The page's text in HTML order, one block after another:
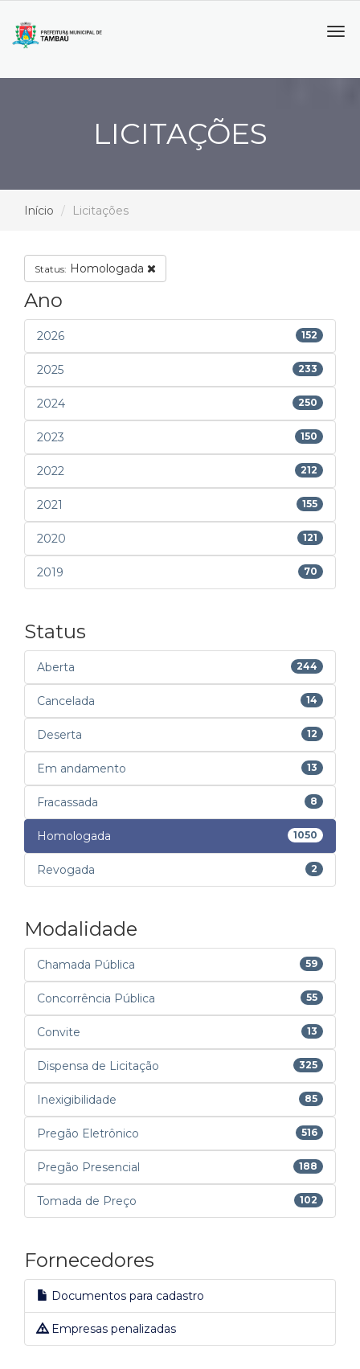
LICITAÇÕES
Início Licitações
Status: Homologada
Ano
2026 152
2025 233
2024 250
2023 150
2022 212
2021 155
2020 121
2019 70
Status
Aberta 244
Cancelada 14
Deserta 12
Em andamento 13
Fracassada 8
Homologada 1050
Revogada 2
Modalidade
Chamada Pública 59
Concorrência Pública 55
Convite 13
Dispensa de Licitação 325
Inexigibilidade 85
Pregão Eletrônico 516
Pregão Presencial 188
Tomada de Preço 102
Fornecedores
Documentos para cadastro
Empresas penalizadas